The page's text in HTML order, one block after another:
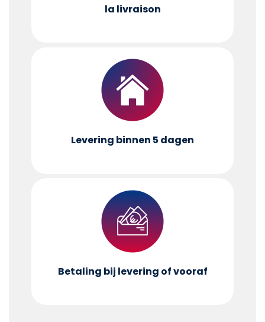
la livraison
Levering binnen 5 dagen
Betaling bij levering of vooraf